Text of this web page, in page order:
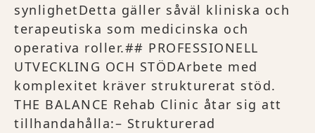
synlighetDetta gäller såväl kliniska och
terapeutiska som medicinska och
operativa roller.## PROFESSIONELL
UTVECKLING OCH STÖDArbete med
komplexitet kräver strukturerat stöd.
THE BALANCE Rehab Clinic åtar sig att
tillhandahålla:– Strukturerad